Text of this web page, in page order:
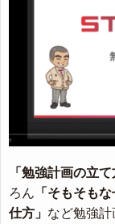
「勉強計画の立て
ろん 「そもそも
仕方」 など勉強